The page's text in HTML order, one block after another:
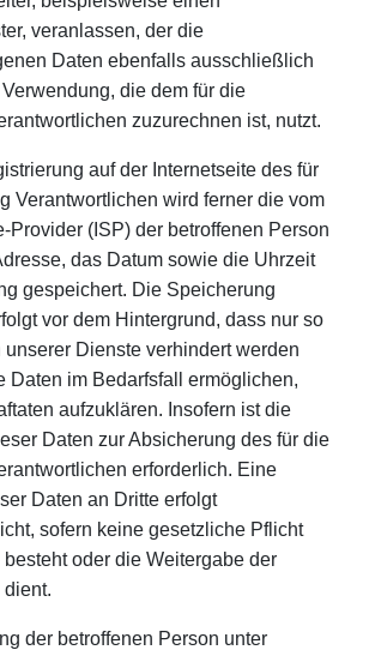
veranlassen, der die
Daten ebenfalls ausschließlich
die dem für die
zuzurechnen ist, nutzt.
auf der Internetseite des für
Verantwortlichen wird ferner die vom
Provider (ISP) der betroffenen Person
das Datum sowie die Uhrzeit
gespeichert. Die Speicherung
vor dem Hintergrund, dass nur so
Dienste verhindert werden
Daten im Bedarfsfall ermöglichen,
aufzuklären. Insofern ist die
Daten zur Absicherung des für die
erforderlich. Eine
Daten an Dritte erfolgt
sofern keine gesetzliche Pflicht
oder die Weitergabe der
dient.
der betroffenen Person unter